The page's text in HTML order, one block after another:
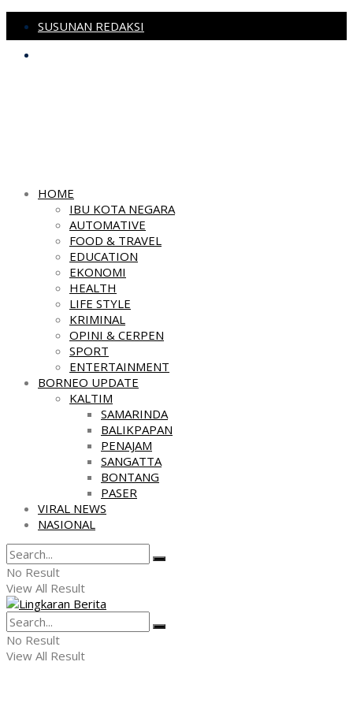
SUSUNAN REDAKSI
HOME
IBU KOTA NEGARA
AUTOMATIVE
FOOD & TRAVEL
EDUCATION
EKONOMI
HEALTH
LIFE STYLE
KRIMINAL
OPINI & CERPEN
SPORT
ENTERTAINMENT
BORNEO UPDATE
KALTIM
SAMARINDA
BALIKPAPAN
PENAJAM
SANGATTA
BONTANG
PASER
VIRAL NEWS
NASIONAL
No Result
View All Result
No Result
View All Result